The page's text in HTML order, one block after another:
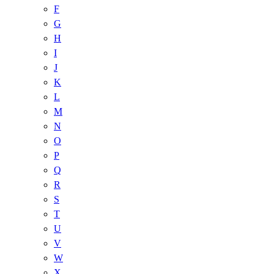
F
G
H
I
J
K
L
M
N
O
P
Q
R
S
T
U
V
W